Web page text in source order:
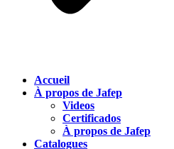
Accueil
À propos de Jafep
Videos
Certificados
À propos de Jafep
Catalogues